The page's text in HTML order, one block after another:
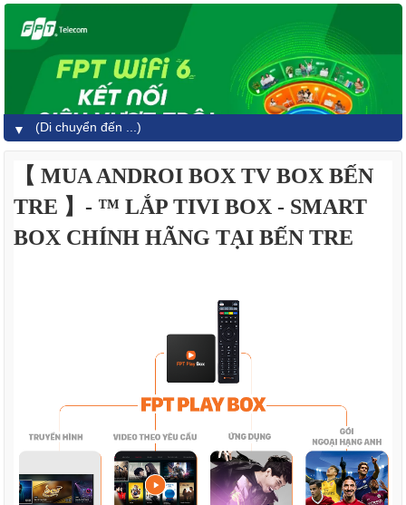
▼
【 MUA ANDROI BOX TV BOX BẾN
TRE 】- ™ LẮP TIVI BOX - SMART
BOX CHÍNH HÃNG TẠI BẾN TRE